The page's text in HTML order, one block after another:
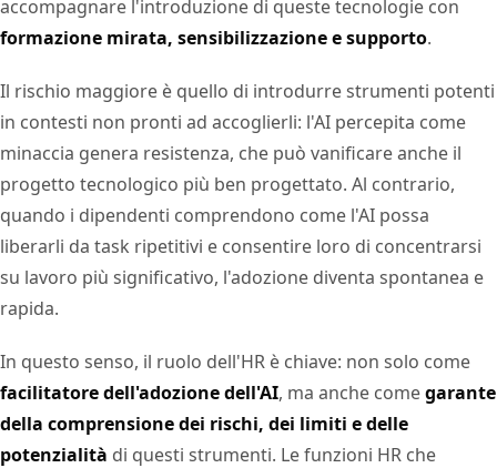
accompagnare l'introduzione di queste tecnologie con
formazione mirata, sensibilizzazione e supporto.
Il rischio maggiore è quello di introdurre strumenti potenti
in contesti non pronti ad accoglierli: l'AI percepita come
minaccia genera resistenza, che può vanificare anche il
progetto tecnologico più ben progettato. Al contrario,
quando i dipendenti comprendono come l'AI possa
liberarli da task ripetitivi e consentire loro di concentrarsi
su lavoro più significativo, l'adozione diventa spontanea e
rapida.
In questo senso, il ruolo dell'HR è chiave: non solo come
facilitatore dell'adozione dell'AI, ma anche comegarante
della comprensione dei rischi, dei limiti e delle
potenzialità di questi strumenti. Le funzioni HR che